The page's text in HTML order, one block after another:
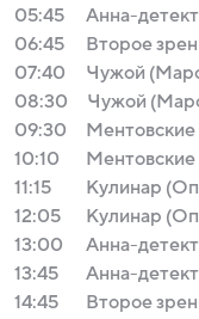
05:45
Анна-
06:45
Второе
07:40
Чужой
08:30
Чужой
09:30
Ментовские
10:10
Ментовские
11:15
Кулинар
12:05
Кулинар
13:00
Анна-
13:45
Анна-
14:45
Второе